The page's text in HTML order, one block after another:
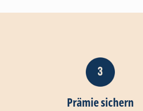
Prämie sichern